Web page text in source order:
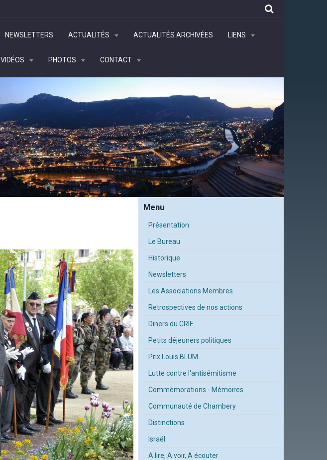
NEWSLETTERS ACTUALITÉS ACTUALITÉS ARCHIVÉES LIENS
VIDÉOS PHOTOS CONTACT
Menu
Présentation
Le Bureau
Historique
Newsletters
Les Associations Membres
Retrospectives de nos actions
Diners du CRIF
Petits déjeuners politiques
Prix Louis BLUM
Lutte contre l'antisémitisme
Commémorations - Mémoires
Communauté de Chambery
Distinctions
Israël
A lire, A voir, A écouter